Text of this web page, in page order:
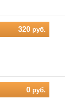
320 руб.
0 руб.